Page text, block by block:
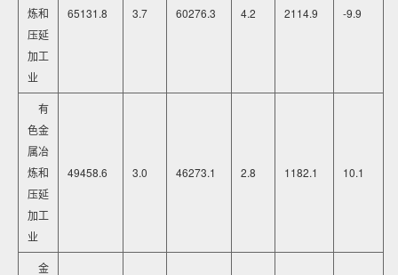
炼和
压延
加工
业
65131.8 3.7 60276.3 4.2 2114.9 -9.9
有
色金
属冶
炼和
压延
加工
业
49458.6 3.0 46273.1 2.8 1182.1 10.1
金